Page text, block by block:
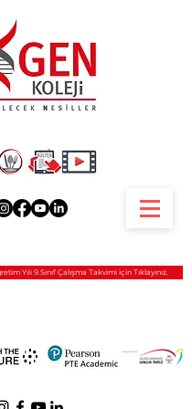
Yılı 9.Sınıf Çalışma Takvimi için Tıklayınız.